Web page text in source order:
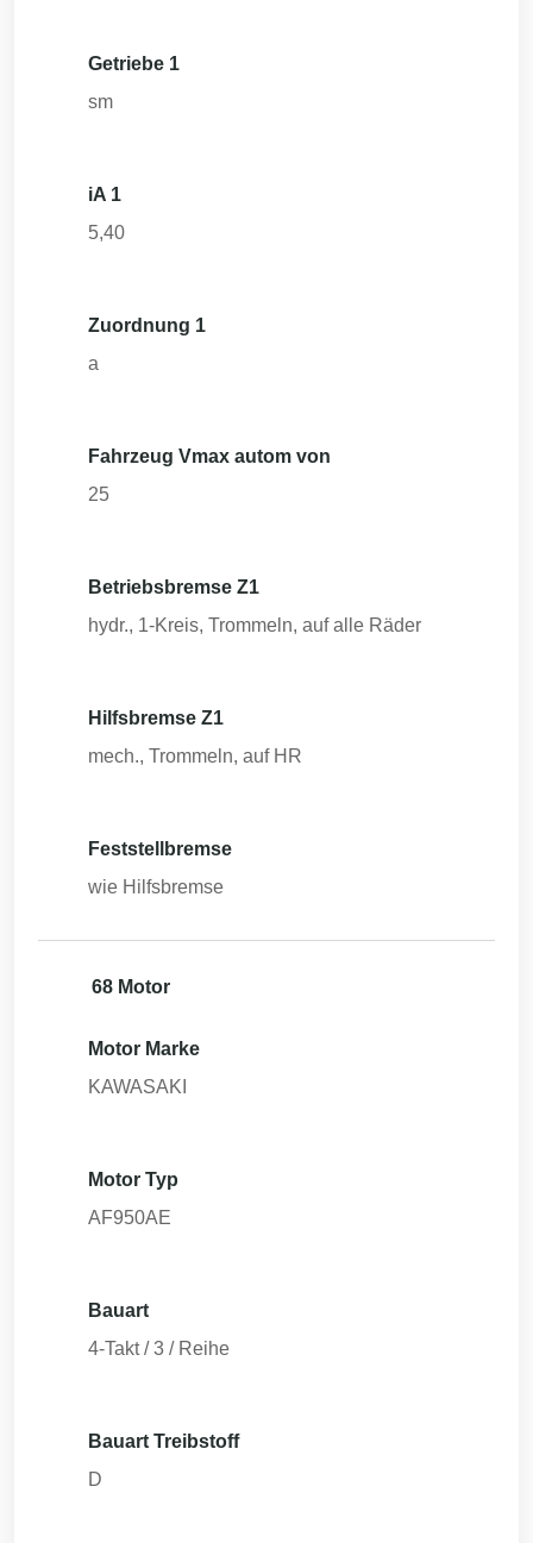
Getriebe 1
sm
iA 1
5,40
Zuordnung 1
a
Fahrzeug Vmax autom von
25
Betriebsbremse Z1
hydr., 1-Kreis, Trommeln, auf alle Räder
Hilfsbremse Z1
mech., Trommeln, auf HR
Feststellbremse
wie Hilfsbremse
68 Motor
Motor Marke
KAWASAKI
Motor Typ
AF950AE
Bauart
4-Takt / 3 / Reihe
Bauart Treibstoff
D